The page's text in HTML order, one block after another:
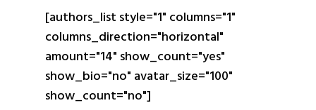
[authors_list style="1" columns="1"
columns_direction="horizontal"
amount="14" show_count="yes"
show_bio="no" avatar_size="100"
show_count="no"]